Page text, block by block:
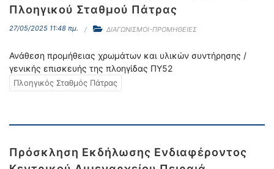
Πλοηγικού Σταθμού Πάτρας
27/05/2025 11:48 πμ. ΔΙΑΓΩΝΙΣΜΟΙ-ΠΡΟΜΗΘΕΙΕΣ
Ανάθεση προμήθειας χρωμάτων και υλικών συντήρησης /
γενικής επισκευής της πλοηγίδας ΠΥ52
Πλοηγικός Σταθμός Πάτρας
Πρόσκληση Εκδήλωσης Ενδιαφέροντος